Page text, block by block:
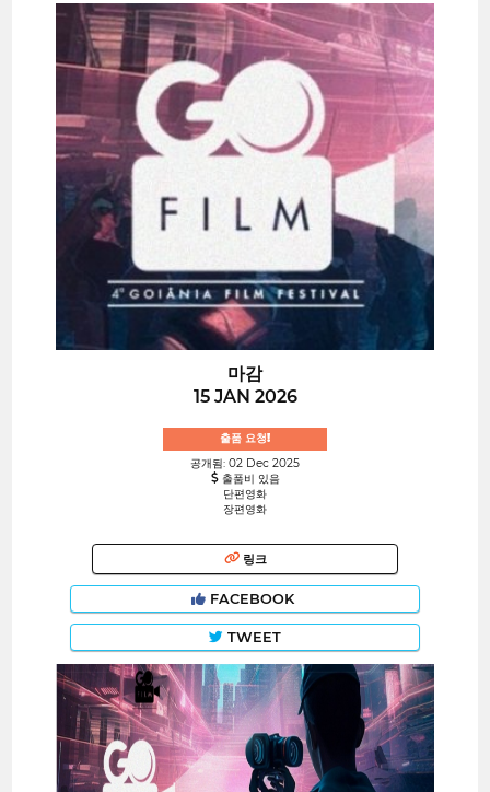
마감
15 JAN 2026
출품 요청!
공개됨: 02 Dec 2025
출품비 있음
단편영화
장편영화
링크
FACEBOOK
TWEET